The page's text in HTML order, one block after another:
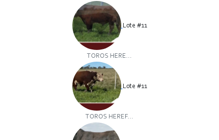
Lote #11
TOROS HERE...
Lote #11
TOROS HEREF...